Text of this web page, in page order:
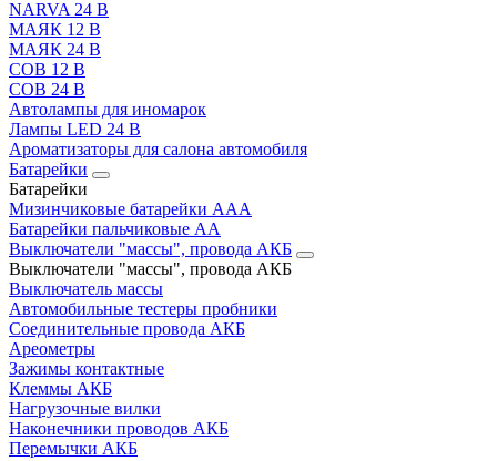
NARVA 24 В
МАЯК 12 В
МАЯК 24 В
COB 12 В
COB 24 В
Автолампы для иномарок
Лампы LED 24 B
Ароматизаторы для салона автомобиля
Батарейки
Батарейки
Мизинчиковые батарейки AAA
Батарейки пальчиковые АА
Выключатели "массы", провода АКБ
Выключатели "массы", провода АКБ
Выключатель массы
Автомобильные тестеры пробники
Соединительные провода АКБ
Ареометры
Зажимы контактные
Клеммы АКБ
Нагрузочные вилки
Наконечники проводов АКБ
Перемычки АКБ